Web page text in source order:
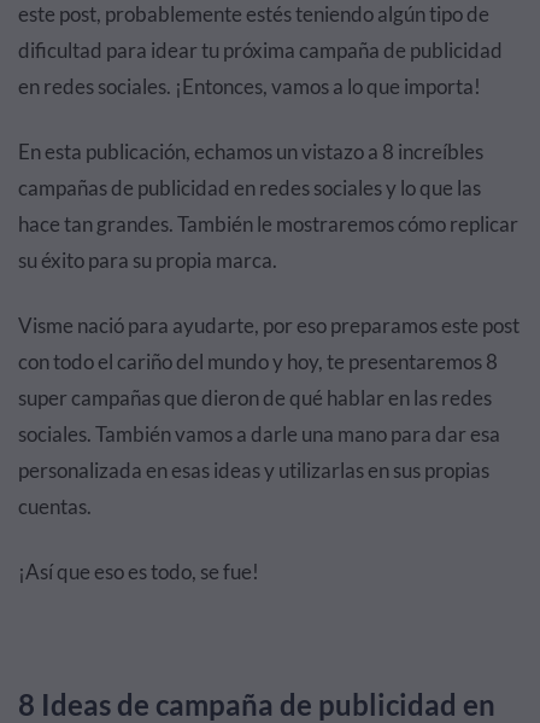
este post, probablemente estés teniendo algún tipo de
dificultad para idear tu próxima campaña de publicidad
en redes sociales. ¡Entonces, vamos a lo que importa!
En esta publicación, echamos un vistazo a 8 increíbles
campañas de publicidad en redes sociales y lo que las
hace tan grandes. También le mostraremos cómo replicar
su éxito para su propia marca.
Visme nació para ayudarte, por eso preparamos este post
con todo el cariño del mundo y hoy, te presentaremos 8
super campañas que dieron de qué hablar en las redes
sociales. También vamos a darle una mano para dar esa
personalizada en esas ideas y utilizarlas en sus propias
cuentas.
¡Así que eso es todo, se fue!
8 Ideas de campaña de publicidad en